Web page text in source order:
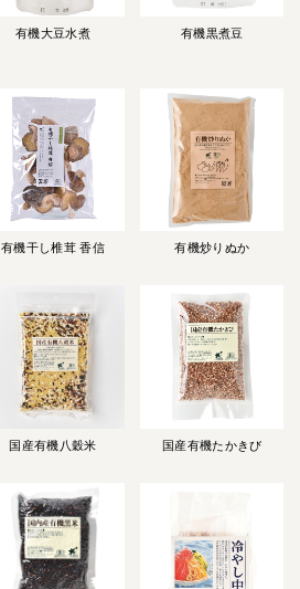
有機大豆水煮 有機黒煮豆
有機干し椎茸 香信 有機炒りぬか
国産有機八穀米 国産有機たかきび